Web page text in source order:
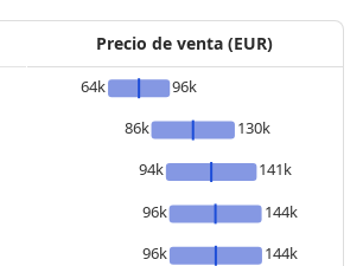
Precio de venta (EUR)
64k
96k
86k
130k
94k
141k
96k
144k
96k
144k